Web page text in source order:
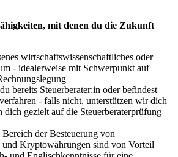
mit denen du die Zukunft
wirtschaftswissenschaftliches oder
- idealerweise mit Schwerpunkt auf
bereits Steuerberater:in oder befindest
- falls nicht, unterstützen wir dich
dich gezielt auf die Steuerberaterprüfung
der Besteuerung von
Kryptowährungen sind von Vorteil